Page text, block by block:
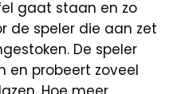
gaat staan en zo
de speler die aan zet
De speler
en probeert zoveel